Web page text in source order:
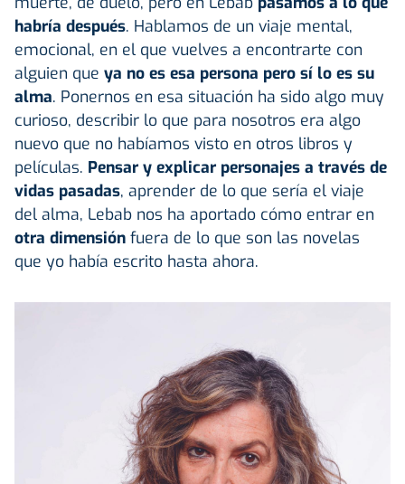
habría después. Hablamos de un viaje mental,
emocional, en el que vuelves a encontrarte con
alguien que ya no es esa persona pero sí lo es su
alma. Ponernos en esa situación ha sido algo muy
curioso, describir lo que para nosotros era algo
nuevo que no habíamos visto en otros libros y
películas. Pensar y explicar personajes a través de
vidas pasadas, aprender de lo que sería el viaje
del alma, Lebab nos ha aportado cómo entrar en
otra dimensión fuera de lo que son las novelas
que yo había escrito hasta ahora.